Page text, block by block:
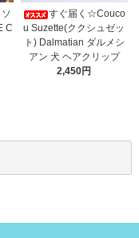
C
すぐ届く☆Couco
u Suzette(ククシュゼッ
ト) Dalmatian ダルメシ
アン 犬 ヘアクリップ
2,450円